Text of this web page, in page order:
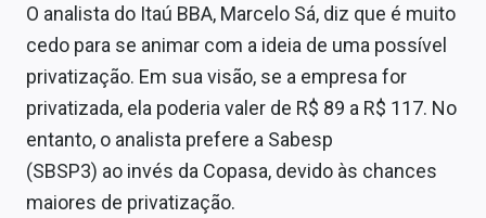
O analista do Itaú BBA, Marcelo Sá, diz que é muito
cedo para se animar com a ideia de uma possível
privatização. Em sua visão, se a empresa for
privatizada, ela poderia valer de R$ 89 a R$ 117. No
entanto, o analista prefere a Sabesp
(SBSP3) ao invés da Copasa, devido às chances
maiores de privatização.